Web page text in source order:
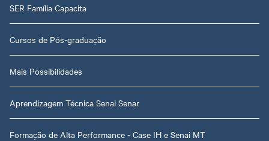
SER Família Capacita
Cursos de Pós-graduação
Mais Possibilidades
Aprendizagem Técnica Senai Senar
Formação de Alta Performance - Case IH e Senai MT